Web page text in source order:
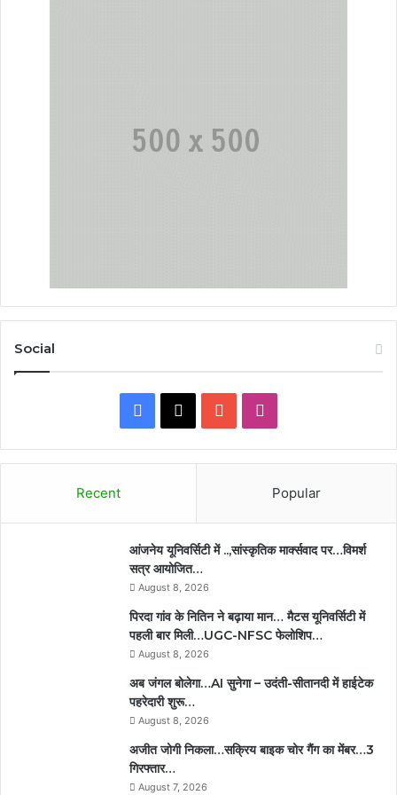
Social
Facebook
X YouTube
Recent Popular
आंजनेय यूनिवर्सिटी में ..,सांस्कृतिक मार्क्सवाद पर…विमर्श
सत्र आयोजित…
August 8, 2026
पिरदा गांव के नितिन ने बढ़ाया मान… मैटस यूनिवर्सिटी में
पहली बार मिली…UGC-NFSC फेलोशिप…
August 8, 2026
अब जंगल बोलेगा…AI सुनेगा – उदंती-सीतानदी में हाईटेक
पहरेदारी शुरू…
August 8, 2026
अजीत जोगी निकला…सक्रिय बाइक चोर गैंग का मेंबर…3
गिरफ्तार…
August 7, 2026